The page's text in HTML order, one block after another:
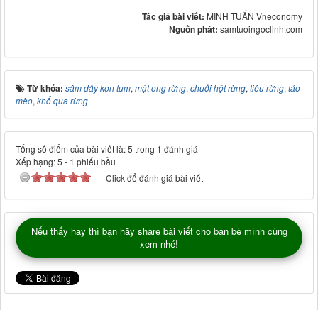
Tác giả bài viết: MINH TUẤN Vneconomy
Nguồn phát: samtuoingoclinh.com
Từ khóa: sâm dây kon tum,mật ong rừng,chuối hột rừng,tiêu rừng,táo
mèo,khổ qua rừng
Tổng số điểm của bài viết là: 5 trong 1 đánh giá
Xếp hạng:5 - 1 phiếu bầu
Click để đánh giá bài viết
Nếu thấy hay thì bạn hãy share bài viết cho bạn bè mình cùng
xem nhé!